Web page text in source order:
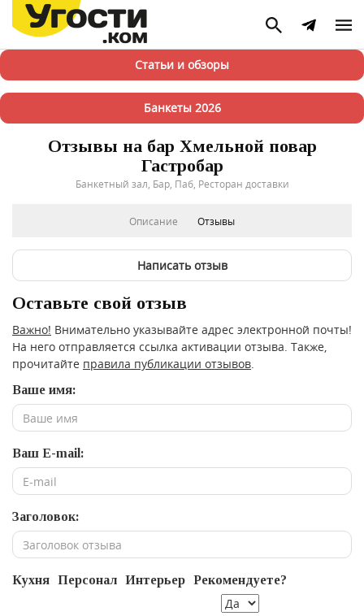
Статьи и обзоры
Банкеты 2026
Отзывы на бар Хмельной повар
Гастробар
Банкетный зал, Бар, Паб, Ресторан доставки
Описание Отзывы
Написать отзыв
Оставьте свой отзыв
Важно! Внимательно указывайте адрес электронной почты!
На него отправляется ссылка активации отзыва. Также,
прочитайте правила публикации отзывов.
Ваше имя:
Ваш E-mail:
Заголовок:
Кухня Персонал Интерьер Рекомендуете?